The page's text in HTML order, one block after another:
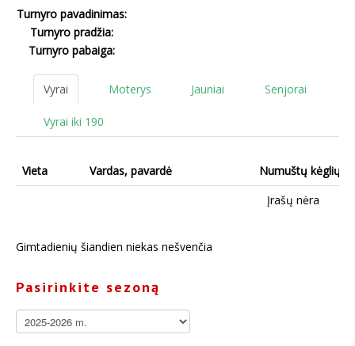
Turnyro pavadinimas:
Turnyro pradžia:
Turnyro pabaiga:
Vyrai Moterys Jauniai Senjorai
Vyrai iki 190
Vieta Vardas, pavardė
Numuštų kėglių
Įrašų nėra
Gimtadienių šiandien niekas nešvenčia
Pasirinkite sezoną